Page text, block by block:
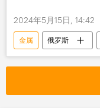
2024年5月15日, 14:42
金属 俄罗斯
天然气
贸易